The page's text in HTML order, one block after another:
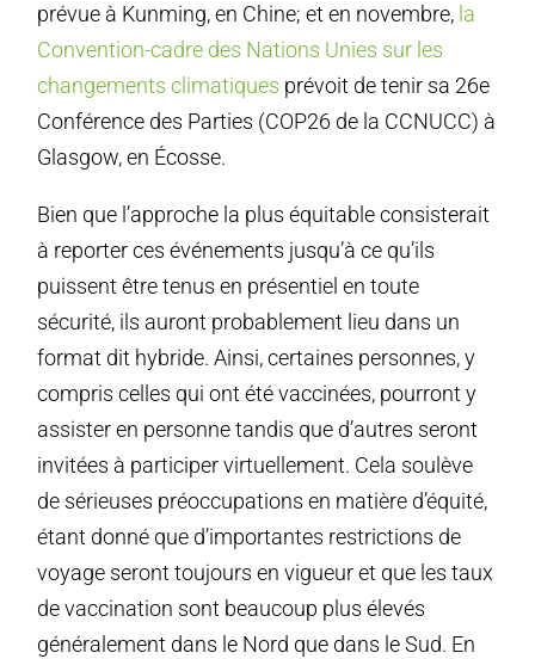
prévue à Kunming, en Chine; et en novembre, la
Convention-cadre des Nations Unies sur les
changements climatiques prévoit de tenir sa 26e
Conférence des Parties (COP26 de la CCNUCC) à
Glasgow, en Écosse.
Bien que l’approche la plus équitable consisterait
à reporter ces événements jusqu’à ce qu’ils
puissent être tenus en présentiel en toute
sécurité, ils auront probablement lieu dans un
format dit hybride. Ainsi, certaines personnes, y
compris celles qui ont été vaccinées, pourront y
assister en personne tandis que d’autres seront
invitées à participer virtuellement. Cela soulève
de sérieuses préoccupations en matière d’équité,
étant donné que d’importantes restrictions de
voyage seront toujours en vigueur et que les taux
de vaccination sont beaucoup plus élevés
généralement dans le Nord que dans le Sud. En